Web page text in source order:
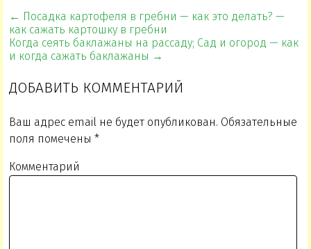
← Посадка картофеля в гребни — как это делать? —
как сажать картошку в гребни
Когда сеять баклажаны на рассаду; Сад и огород — как
и когда сажать баклажаны →
ДОБАВИТЬ КОММЕНТАРИЙ
Ваш адрес email не будет опубликован. Обязательные
поля помечены*
Комментарий